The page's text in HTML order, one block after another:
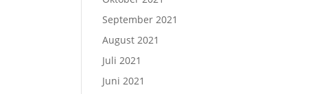
September 2021
August 2021
Juli 2021
Juni 2021